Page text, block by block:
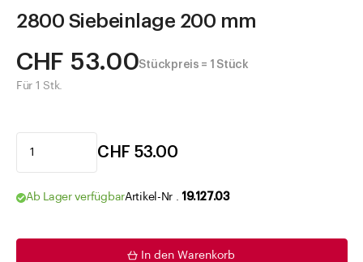
2800 Siebeinlage 200 mm
CHF 53.00Stückpreis = 1 Stück
Für 1 Stk.
CHF 53.00
Ab Lager verfügbarArtikel-Nr . 19.127.03
In den Warenkorb